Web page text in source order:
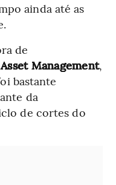
ainda até as
de
Management,
bastante
da
de cortes do